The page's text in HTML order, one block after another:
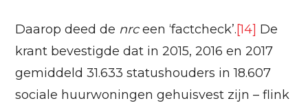
Daarop deed de nrceen ‘factcheck’.[14] De
krant bevestigde dat in 2015, 2016 en 2017
gemiddeld 31.633 statushouders in 18.607
sociale huurwoningen gehuisvest zijn – flink